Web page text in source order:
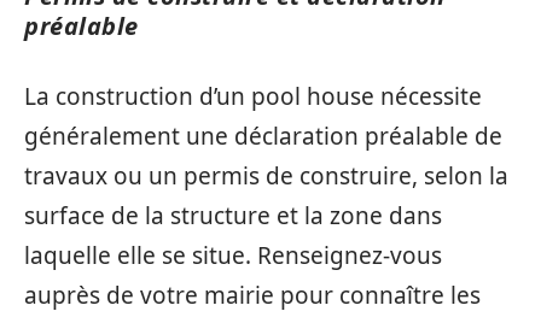
préalable
La construction d’un pool house nécessite
généralement une déclaration préalable de
travaux ou un permis de construire, selon la
surface de la structure et la zone dans
laquelle elle se situe. Renseignez-vous
auprès de votre mairie pour connaître les